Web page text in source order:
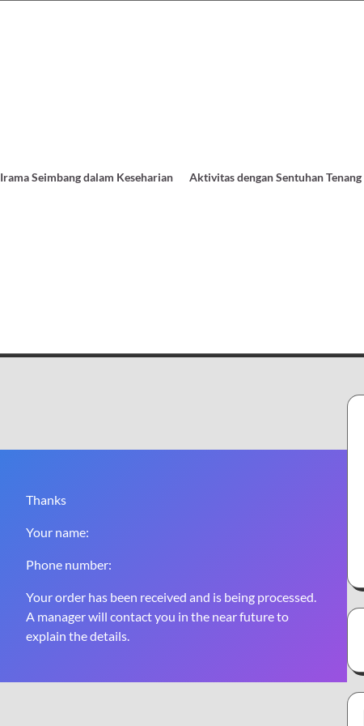
Irama Seimbang dalam Keseharian Aktivitas dengan Sentuhan Tenang
Thanks
Your name:
Phone number:
Your order has been received and is being processed.
A manager will contact you in the near future to
explain the details.